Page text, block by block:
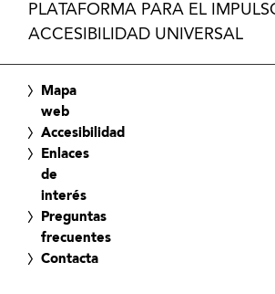
PLATAFORMA PARA EL
ACCESIBILIDAD UNIVERSAL
Mapa
web
Accesibilidad
Enlaces
de
interés
Preguntas
frecuentes
Contacta